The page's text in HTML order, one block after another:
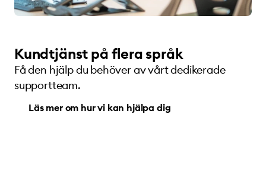
Kundtjänst på flera språk
Få den hjälp du behöver av vårt dedikerade
supportteam.
Läs mer om hur vi kan hjälpa dig